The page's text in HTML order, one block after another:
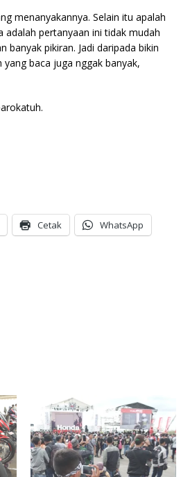
menanyakannya. Selain itu apalah
adalah pertanyaan ini tidak mudah
pikiran. Jadi daripada bikin
baca juga nggak banyak,
Cetak WhatsApp